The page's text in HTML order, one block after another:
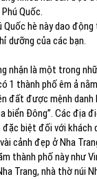
Quốc.
Quốc hè này dao
dưỡng của các bạn.
nhận là một trong
1 thành phố êm ả
đất được mệnh danh
biển Đông”. Các địa
biệt đối với khách
cảnh đẹp ở Nha
thành phố này như
Trang, nhà thờ núi